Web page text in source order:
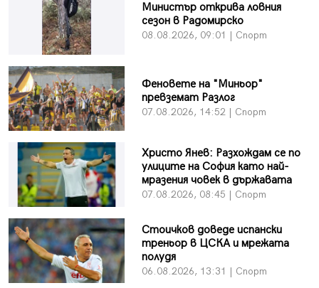
Министър открива ловния
сезон в Радомирско
08.08.2026, 09:01 | Спорт
Феновете на "Миньор"
превземат Разлог
07.08.2026, 14:52 | Спорт
Христо Янев: Разхождам се по
улиците на София като най-
мразения човек в държавата
07.08.2026, 08:45 | Спорт
Стоичков доведе испански
треньор в ЦСКА и мрежата
полудя
06.08.2026, 13:31 | Спорт